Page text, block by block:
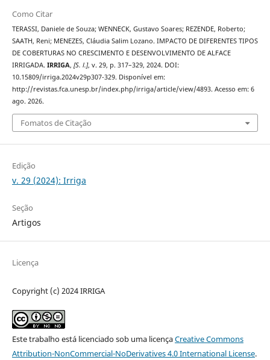
Como Citar
TERASSI, Daniele de Souza; WENNECK, Gustavo Soares; REZENDE, Roberto;
SAATH, Reni; MENEZES, Cláudia Salim Lozano. IMPACTO DE DIFERENTES TIPOS
DE COBERTURAS NO CRESCIMENTO E DESENVOLVIMENTO DE ALFACE
IRRIGADA. IRRIGA, [S. l.], v. 29, p. 317–329, 2024. DOI:
10.15809/irriga.2024v29p307-329. Disponível em:
http://revistas.fca.unesp.br/index.php/irriga/article/view/4893. Acesso em: 6
ago. 2026.
Fomatos de Citação
Edição
v. 29 (2024): Irriga
Seção
Artigos
Licença
Copyright (c) 2024 IRRIGA
Este trabalho está licenciado sob uma licençaCreative Commons
Attribution-NonCommercial-NoDerivatives 4.0 International License.